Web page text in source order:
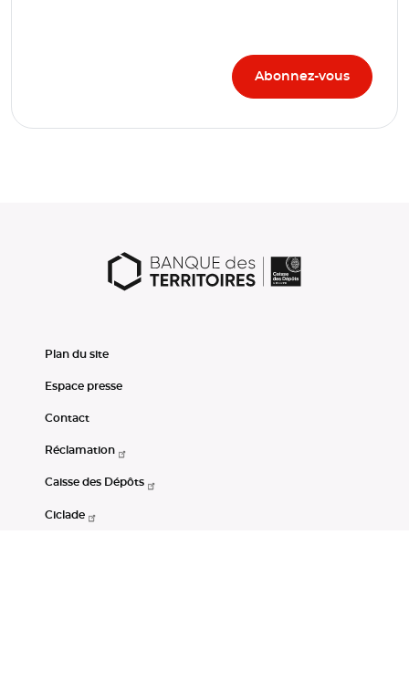
Plan du site
Espace presse
Contact
Réclamation
Caisse des Dépôts
Ciclade